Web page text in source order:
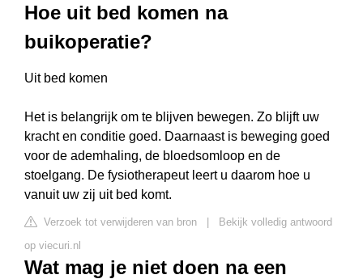
Hoe uit bed komen na
buikoperatie?
Uit bed komen
Het is belangrijk om te blijven bewegen. Zo blijft uw
kracht en conditie goed. Daarnaast is beweging goed
voor de ademhaling, de bloedsomloop en de
stoelgang. De fysiotherapeut leert u daarom hoe u
vanuit uw zij uit bed komt.
Verzoek tot verwijderen van bron
Bekijk volledig antwoord
op viecuri.nl
Wat mag je niet doen na een